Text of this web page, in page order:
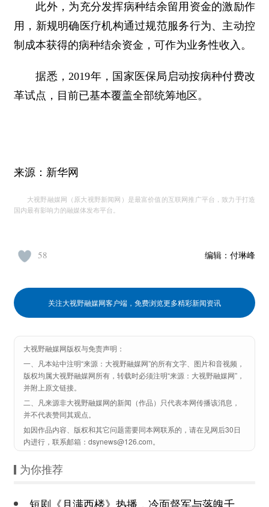
此外，为充分发挥病种结余留用资金的激励作
用，新规明确医疗机构通过规范服务行为、主动控
制成本获得的病种结余资金，可作为业务性收入。
据悉，2019年，国家医保局启动按病种付费改
革试点，目前已基本覆盖全部统筹地区。
来源：新华网
大视野融媒网（原大视野新闻网）是最富价值的互联网推广平台，致力于打造
国内最有影响力的融媒体发布平台。
编辑： 付琳峰
58
关注大视野融媒网客户端，免费浏览更多精彩新闻资讯
大视野融媒网版权与免责声明：
一、凡本站中注明“来源：大视野融媒网”的所有文字、图片和音视频，
版权均属大视野融媒网所有，转载时必须注明“来源：大视野融媒网”，
并附上原文链接。
二、凡来源非大视野融媒网的新闻（作品）只代表本网传播该消息，
并不代表赞同其观点。
如因作品内容、版权和其它问题需要同本网联系的，请在见网后30日
内进行，联系邮箱：dsynews@126.com。
为你推荐
短剧《月满西楼》热播，冷面督军与落魄千金谱写民国传奇